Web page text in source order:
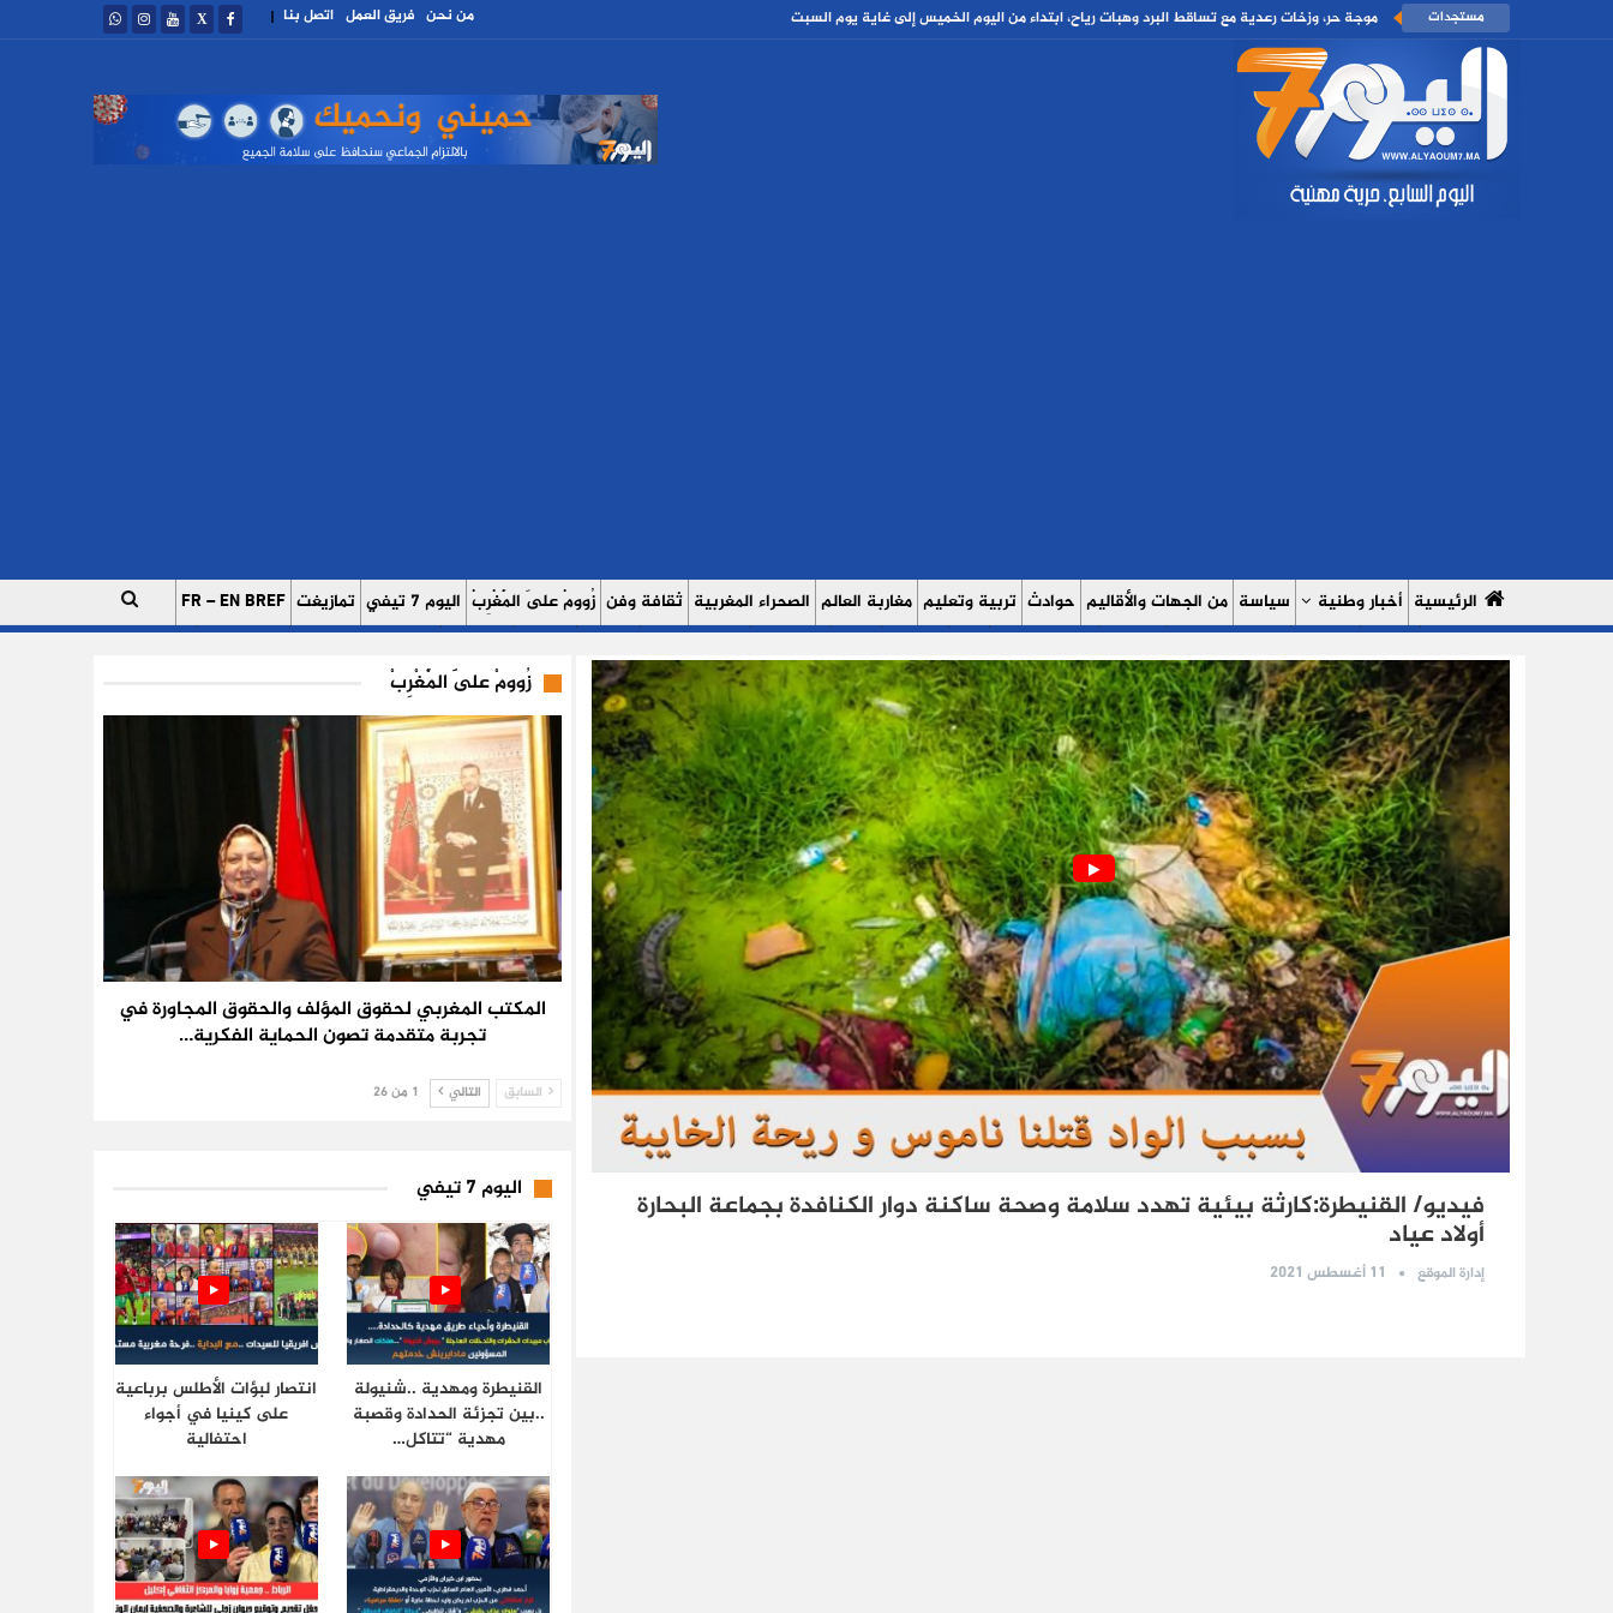
| اتصل بنا فريق العمل من نحن مستجدات موجة حر، وزخات رعدية مع تساقط البرد وهبات رياح، ابتداء من اليوم الخميس إلى غاية يوم السبت
الرئيسية أخبار وطنية سياسة من الجهات والأقاليم حوادث تربية وتعليم مغاربة العالم الصحراء المغربية ثقافة وفن زُوومْ عَلَى الْمَغْرِبْ اليوم 7 تيفي تمازيغت FR – EN BREF
من نحن سياسة الخصوصية
فيديو/ القنيطرة:كارثة بيئية تهدد سلامة وصحة ساكنة دوار الكنافدة بجماعة البحارة
أولاد عياد
إدارة الموقع 11 أغسطس 2021
زُوومْ عَلَى الْمَغْرِبْ
المكتب المغربي لحقوق المؤلف والحقوق المجاورة في
تجربة متقدمة تصون الحماية الفكرية…
السابق التالي 1 من 26
اليوم 7 تيفي
القنيطرة ومهدية ..شنيولة
..بين تجزئة الحدادة وقصبة
مهدية “تتاكل…
انتصار لبؤات الأطلس برباعية
على كينيا في أجواء
احتفالية